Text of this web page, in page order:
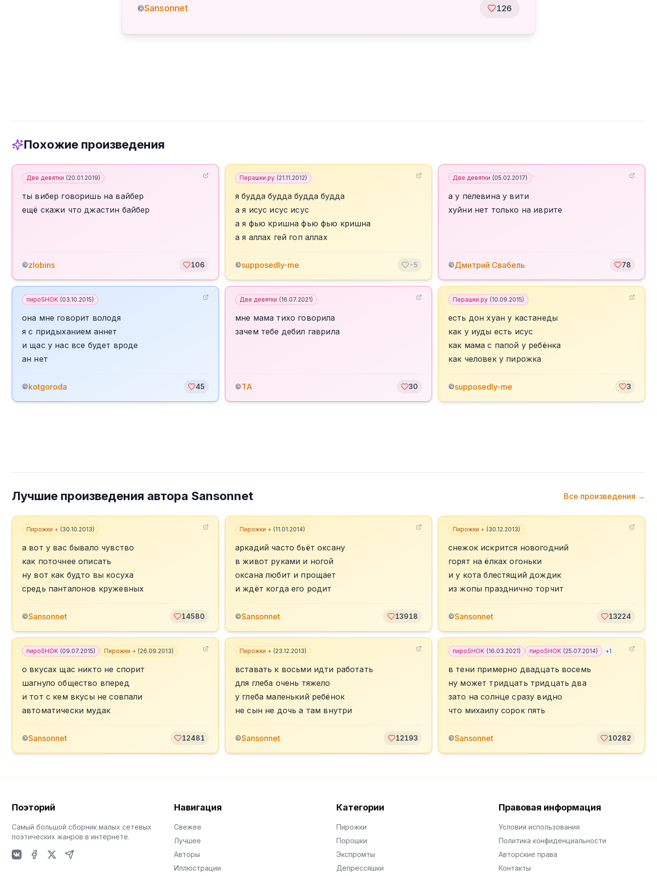
©Sansonnet 126
Похожие произведения
Две девятки (20.01.2019)
ты вибер говоришь на вайбер
ещё скажи что джастин байбер
©zlobins 106
Перашки.ру (21.11.2012)
я будда будда будда будда
а я исус исус исус
а я фью кришна фью фью кришна
а я аллах гей гоп аллах
©supposedly-me -5
Две девятки (05.02.2017)
а у пелевина у вити
хуйни нет только на иврите
©Дмитрий Свабель 78
пироSHOK (03.10.2015)
она мне говорит володя
я с придыханием аннет
и щас у нас все будет вроде
ан нет
©kotgoroda 45
Две девятки (16.07.2021)
мне мама тихо говорила
зачем тебе дебил гаврила
©TA 30
Перашки.ру (10.09.2015)
есть дон хуан у кастанеды
как у иуды есть исус
как мама с папой у ребёнка
как человек у пирожка
©supposedly-me 3
Лучшие произведения автора Sansonnet Все произведения →
Пирожки + (30.10.2013)
а вот у вас бывало чувство
как поточнее описать
ну вот как будто вы косуха
средь панталонов кружевных
©Sansonnet 14580
Пирожки + (11.01.2014)
аркадий часто бьёт оксану
в живот руками и ногой
оксана любит и прощает
и ждёт когда его родит
©Sansonnet 13918
Пирожки + (30.12.2013)
снежок искрится новогодний
горят на ёлках огоньки
и у кота блестящий дождик
из жопы празднично торчит
©Sansonnet 13224
пироSHOK (09.07.2015) Пирожки + (26.09.2013)
о вкусах щас никто не спорит
шагнуло общество вперед
и тот с кем вкусы не совпали
автоматически мудак
©Sansonnet 12481
Пирожки + (23.12.2013)
вставать к восьми идти работать
для глеба очень тяжело
у глеба маленький ребёнок
не сын не дочь а там внутри
©Sansonnet 12193
пироSHOK (16.03.2021) пироSHOK (25.07.2014) +1
в тени примерно двадцать восемь
ну может тридцать тридцать два
зато на солнце сразу видно
что михаилу сорок пять
©Sansonnet 10282
Поэторий
Самый большой сборник малых сетевых
поэтических жанров в интернете.
Навигация
Свежее
Лучшее
Авторы
Иллюстрации
Категории
Пирожки
Порошки
Экспромты
Депрессяшки
Правовая информация
Условия использования
Политика конфиденциальности
Авторские права
Контакты